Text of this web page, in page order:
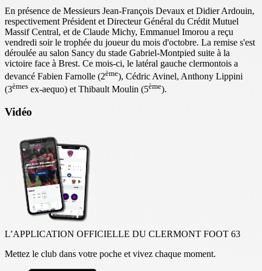
En présence de Messieurs Jean-François Devaux et Didier Ardouin,
respectivement Président et Directeur Général du Crédit Mutuel
Massif Central, et de Claude Michy, Emmanuel Imorou a reçu
vendredi soir le trophée du joueur du mois d'octobre. La remise s'est
déroulée au salon Sancy du stade Gabriel-Montpied suite à la
victoire face à Brest. Ce mois-ci, le latéral gauche clermontois a
devancé Fabien Farnolle (2ème), Cédric Avinel, Anthony Lippini
(3èmes ex-aequo) et Thibault Moulin (5ème).
Vidéo
L’APPLICATION OFFICIELLE DU CLERMONT FOOT 63
Mettez le club dans votre poche et vivez chaque moment.